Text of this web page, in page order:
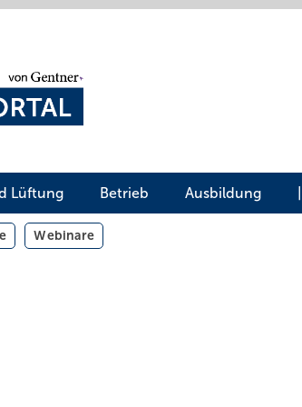
Lüftung Betrieb Ausbildung
Webinare